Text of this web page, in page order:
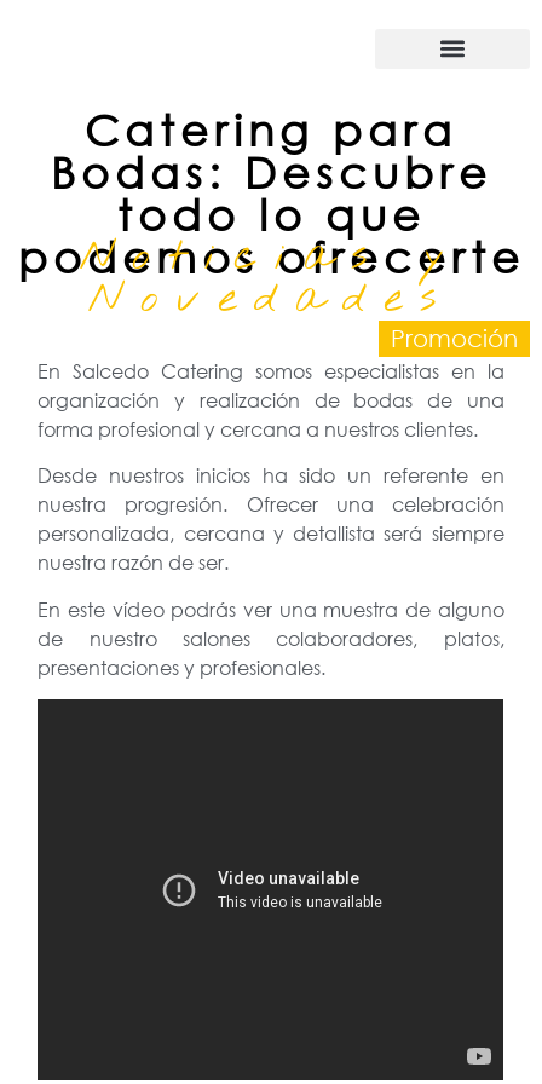
Catering para
Bodas: Descubre
todo lo que
podemos ofrecerte
Noticias y
Novedades
Promoción
En Salcedo Catering somos especialistas en la
organización y realización de bodas de una
forma profesional y cercana a nuestros clientes.
Desde nuestros inicios ha sido un referente en
nuestra progresión. Ofrecer una celebración
personalizada, cercana y detallista será siempre
nuestra razón de ser.
En este vídeo podrás ver una muestra de alguno
de nuestro salones colaboradores, platos,
presentaciones y profesionales.